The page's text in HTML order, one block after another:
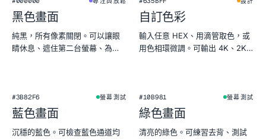
黑色畫面
純黑，所有像素關閉。可以讓眼
睛休息、遮住第二台螢幕、為
自訂色彩
輸入任意 HEX、用滴管取色，或
用色相環微調。可輸出 4K、2K、
#3B82F6 螢幕測試
藍色畫面
沉穩的藍色。可檢查藍色通道均
#10B981 螢幕測試
綠色畫面
清亮的綠色。可練習去背、測試